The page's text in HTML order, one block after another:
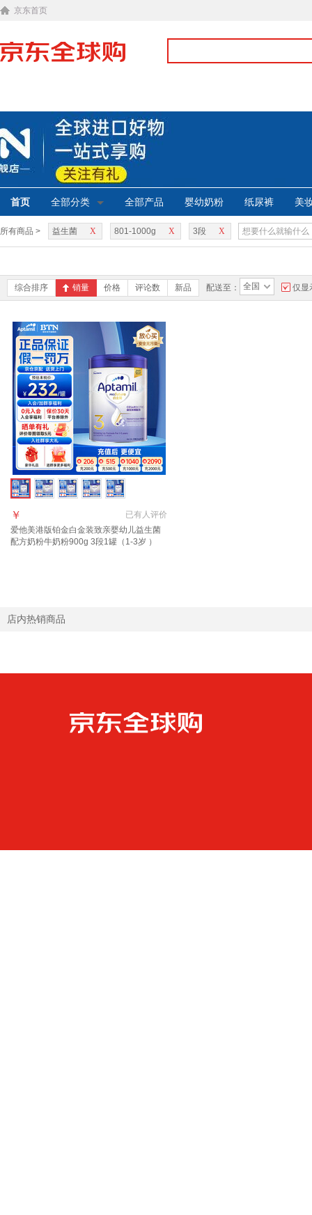
京东首页
首页 全部分类 全部产品 婴幼奶粉 纸尿裤 美
所有商品 > X
益生菌 X
801-1000g X
3段
综合排序 销量 价格 评论数 新品 配送至： 全国 仅显
已有人评价
￥
爱他美港版铂金白金装致亲婴幼儿益生菌
配方奶粉牛奶粉900g 3段1罐（1-3岁 ）
店内热销商品